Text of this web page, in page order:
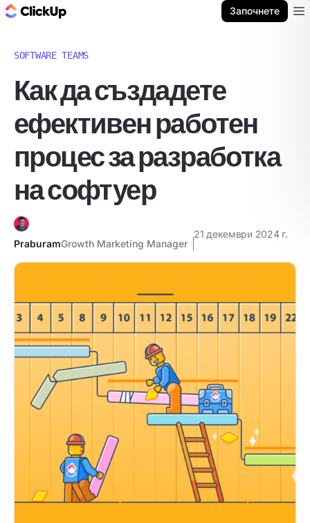
Започнете
SOFTWARE TEAMS
Как да създадете
ефективен работен
процес за разработка
на софтуер
PraburamGrowth Marketing Manager
21 декември 2024 г.